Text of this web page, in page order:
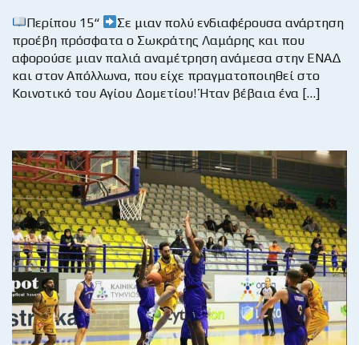
Περίπου 15“
Σε μιαν πολύ ενδιαφέρουσα ανάρτηση
προέβη πρόσφατα ο Σωκράτης Λαμάρης και που
αφορούσε μιαν παλιά αναμέτρηση ανάμεσα στην ΕΝΑΔ
και στον Απόλλωνα, που είχε πραγματοποιηθεί στο
Κοινοτικό του Αγίου Δομετίου! Ήταν βέβαια ένα […]